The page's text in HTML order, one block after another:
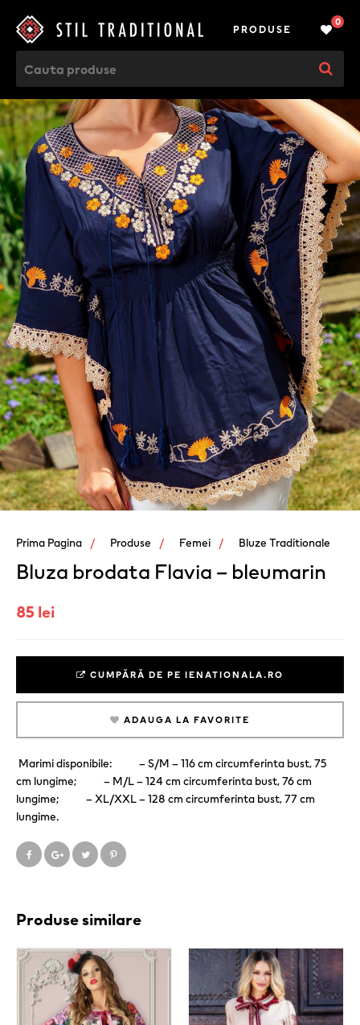
PRODUSE
0
Prima Pagina Produse Femei Bluze Traditionale
Bluza brodata Flavia – bleumarin
85 lei
CUMPĂRĂ DE PE IENATIONALA.RO
ADAUGA LA FAVORITE
Marimi disponibile: – S/M – 116 cm circumferinta bust, 75
cm lungime; – M/L – 124 cm circumferinta bust, 76 cm
lungime; – XL/XXL – 128 cm circumferinta bust, 77 cm
lungime.
Produse similare